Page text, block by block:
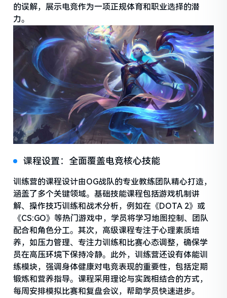
的误解，展示电竞作为一项正规体育和职业选择的潜
力。
课程设置：全面覆盖电竞核心技能
训练营的课程设计由OG战队的专业教练团队精心打造，
涵盖了多个关键领域。基础技能课程包括游戏机制讲
解、操作技巧训练和战术分析，例如在《DOTA 2》或
《CS:GO》等热门游戏中，学员将学习地图控制、团队
配合和角色分工。其次，高级课程专注于心理素质培
养，如压力管理、专注力训练和比赛心态调整，确保学
员在高压环境下保持冷静。此外，训练营还设有体能训
练模块，强调身体健康对电竞表现的重要性，包括定期
锻炼和营养指导。课程采用理论与实践相结合的方式，
每周安排模拟比赛和复盘会议，帮助学员快速进步。